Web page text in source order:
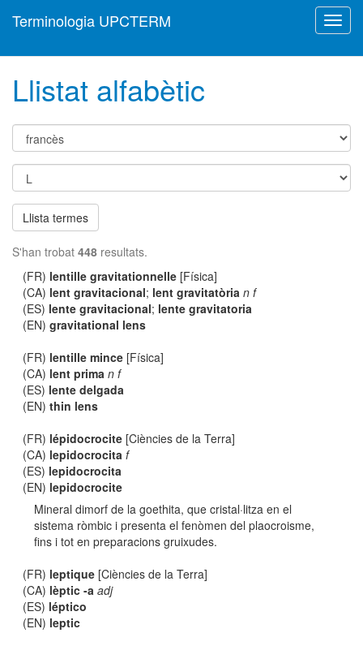
Terminologia UPCTERM
Llistat alfabètic
Llista termes
S'han trobat 448 resultats.
(FR) lentille gravitationnelle [Física]
(CA) lent gravitacional; lent gravitatòria n f
(ES) lente gravitacional; lente gravitatoria
(EN)gravitational lens
(FR) lentille mince [Física]
(CA) lent prima n f
(ES) lente delgada
(EN)thin lens
(FR) lépidocrocite [Ciències de la Terra]
(CA) lepidocrocita f
(ES) lepidocrocita
(EN) lepidocrocite
Mineral dimorf de la goethita, que cristal·litza en el
sistema ròmbic i presenta el fenòmen del plaocroisme,
fins i tot en preparacions gruixudes.
(FR) leptique [Ciències de la Terra]
(CA) lèptic -a adj
(ES) léptico
(EN) leptic